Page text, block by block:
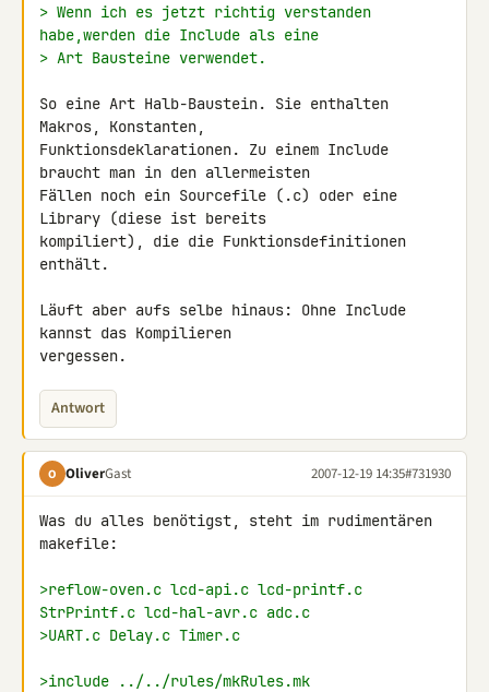
> Wenn ich es jetzt richtig verstanden
habe,werden die Include als eine
> Art Bausteine verwendet.
So eine Art Halb-Baustein. Sie enthalten
Makros, Konstanten,
Funktionsdeklarationen. Zu einem Include
braucht man in den allermeisten
Fällen noch ein Sourcefile (.c) oder eine
Library (diese ist bereits
kompiliert), die die Funktionsdefinitionen
enthält.
Läuft aber aufs selbe hinaus: Ohne Include
kannst das Kompilieren
vergessen.
Antwort
O OliverGast 2007-12-19 14:35#731930
Was du alles benötigst, steht im rudimentären
makefile:
>reflow-oven.c lcd-api.c lcd-printf.c
StrPrintf.c lcd-hal-avr.c adc.c
>UART.c Delay.c Timer.c
>include ../../rules/mkRules.mk